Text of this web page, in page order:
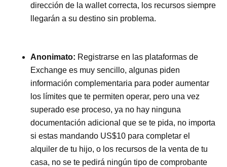
dirección de la wallet correcta, los recursos siempre
llegarán a su destino sin problema.
Anonimato: Registrarse en las plataformas de
Exchange es muy sencillo, algunas piden
información complementaria para poder aumentar
los límites que te permiten operar, pero una vez
superado ese proceso, ya no hay ninguna
documentación adicional que se te pida, no importa
si estas mandando US$10 para completar el
alquiler de tu hijo, o los recursos de la venta de tu
casa, no se te pedirá ningún tipo de comprobante